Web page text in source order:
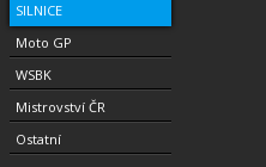
SILNICE
Moto GP
WSBK
Mistrovství ČR
Ostatní